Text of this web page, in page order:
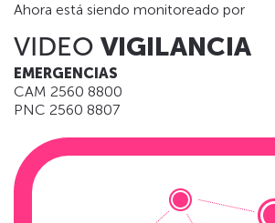
Ahora está siendo monitoreado por
VIDEO VIGILANCIA
EMERGENCIAS
CAM 2560 8800
PNC 2560 8807